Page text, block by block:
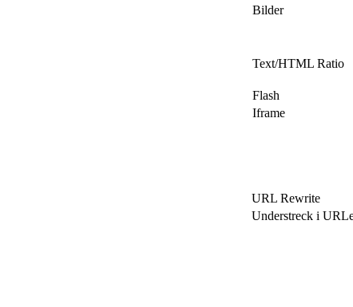
Bilder
Text/HTML Ratio
Flash
Iframe
URL Rewrite
Understreck i